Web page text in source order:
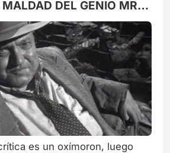
DEL GENIO MR
es un oxímoron, luego